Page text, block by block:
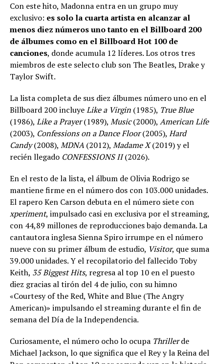
Con este hito, Madonna entra en un grupo muy
exclusivo: es solo la cuarta artista en alcanzar al
menos diez números uno tanto en el Billboard 200
de álbumes como en el Billboard Hot 100 de
canciones, donde acumula 12 líderes. Los otros tres
miembros de este selecto club son The Beatles, Drake y
Taylor Swift.
La lista completa de sus diez álbumes número uno en el
Billboard 200 incluyeLike a Virgin (1985), True Blue
(1986), Like a Prayer(1989), Music(2000), American Life
(2003), Confessions on a Dance Floor(2005), Hard
Candy(2008), MDNA (2012), Madame X(2019) y el
recién llegado CONFESSIONS II(2026).
En el resto de la lista, el álbum de Olivia Rodrigo se
mantiene firme en el número dos con 103.000 unidades.
El rapero Ken Carson debuta en el número siete con
xperiment, impulsado casi en exclusiva por el streaming,
con 44,89 millones de reproducciones bajo demanda. La
cantautora inglesa Sienna Spiro irrumpe en el número
nueve con su primer álbum de estudio, Visitor, que suma
39.000 unidades. Y el recopilatorio del fallecido Toby
Keith, 35 Biggest Hits, regresa al top 10 en el puesto
diez gracias al tirón del 4 de julio, con su himno
«Courtesy of the Red, White and Blue (The Angry
American)» impulsando el streaming durante el fin de
semana del Día de la Independencia.
Curiosamente, el número ocho lo ocupa Thrillerde
Michael Jackson, lo que significa que el Rey y la Reina del